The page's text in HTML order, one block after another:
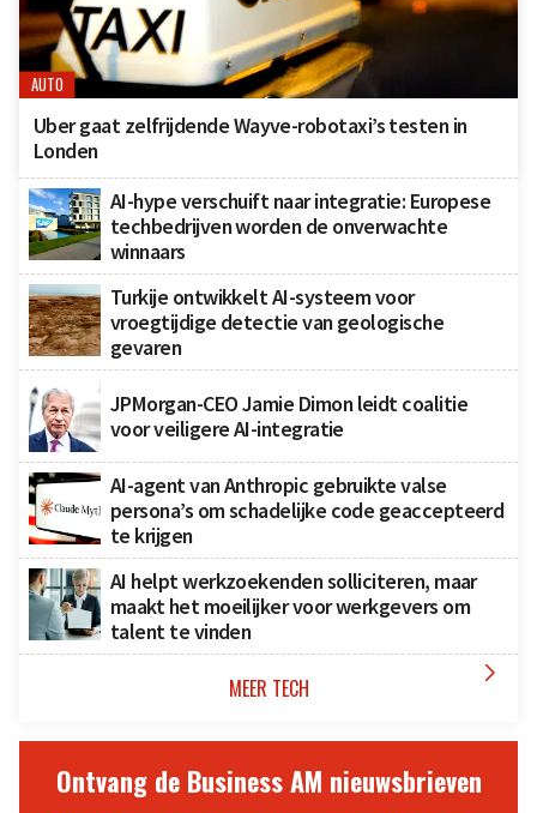
AUTO
Uber gaat zelfrijdende Wayve-robotaxi’s testen in
Londen
AI-hype verschuift naar integratie: Europese
techbedrijven worden de onverwachte
winnaars
Turkije ontwikkelt AI-systeem voor
vroegtijdige detectie van geologische
gevaren
JPMorgan-CEO Jamie Dimon leidt coalitie
voor veiligere AI-integratie
AI-agent van Anthropic gebruikte valse
persona’s om schadelijke code geaccepteerd
te krijgen
AI helpt werkzoekenden solliciteren, maar
maakt het moeilijker voor werkgevers om
talent te vinden
MEER TECH 
Ontvang de Business AM nieuwsbrieven